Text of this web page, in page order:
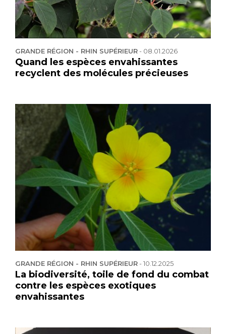
GRANDE RÉGION - RHIN SUPÉRIEUR- 08.01.2026
Quand les espèces envahissantes
recyclent des molécules précieuses
GRANDE RÉGION - RHIN SUPÉRIEUR-10.12.2025
La biodiversité, toile de fond du combat
contre les espèces exotiques
envahissantes